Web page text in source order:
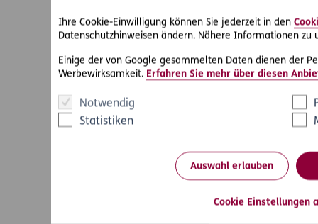
Ihre Cookie-Einwilligung können Sie jederzeit in den
Datenschutzhinweisen ändern. Nähere Informationen zu
Einige der von Google gesammelten Daten dienen der
Werbewirksamkeit. Erfahren Sie mehr über diesen
Notwendig
Statistiken
Auswahl erlauben
Cookie Einstellungen
© ERGO Versicherung Aktiengesellschaft
Footer-Links
Barrierefreiheit
Rechtliche Hinweise & Datenschutz